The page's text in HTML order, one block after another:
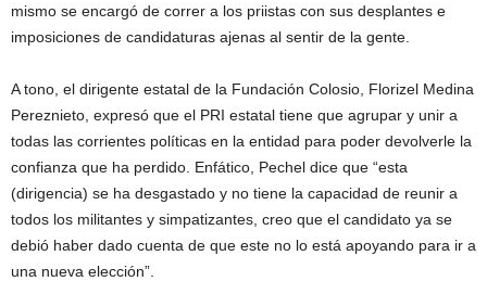
mismo se encargó de correr a los priistas con sus desplantes e
imposiciones de candidaturas ajenas al sentir de la gente.
A tono, el dirigente estatal de la Fundación Colosio, Florizel Medina
Pereznieto, expresó que el PRI estatal tiene que agrupar y unir a
todas las corrientes políticas en la entidad para poder devolverle la
confianza que ha perdido. Enfático, Pechel dice que “esta
(dirigencia) se ha desgastado y no tiene la capacidad de reunir a
todos los militantes y simpatizantes, creo que el candidato ya se
debió haber dado cuenta de que este no lo está apoyando para ir a
una nueva elección”.